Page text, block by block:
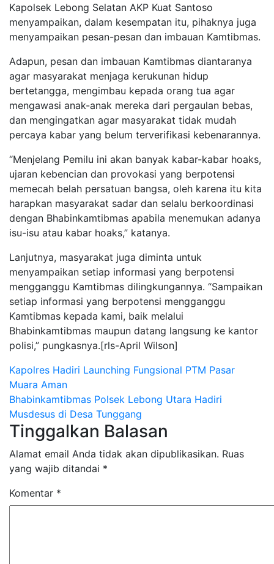
Kapolsek Lebong Selatan AKP Kuat Santoso
menyampaikan, dalam kesempatan itu, pihaknya juga
menyampaikan pesan-pesan dan imbauan Kamtibmas.
Adapun, pesan dan imbauan Kamtibmas diantaranya
agar masyarakat menjaga kerukunan hidup
bertetangga, mengimbau kepada orang tua agar
mengawasi anak-anak mereka dari pergaulan bebas,
dan mengingatkan agar masyarakat tidak mudah
percaya kabar yang belum terverifikasi kebenarannya.
“Menjelang Pemilu ini akan banyak kabar-kabar hoaks,
ujaran kebencian dan provokasi yang berpotensi
memecah belah persatuan bangsa, oleh karena itu kita
harapkan masyarakat sadar dan selalu berkoordinasi
dengan Bhabinkamtibmas apabila menemukan adanya
isu-isu atau kabar hoaks,” katanya.
Lanjutnya, masyarakat juga diminta untuk
menyampaikan setiap informasi yang berpotensi
mengganggu Kamtibmas dilingkungannya. “Sampaikan
setiap informasi yang berpotensi mengganggu
Kamtibmas kepada kami, baik melalui
Bhabinkamtibmas maupun datang langsung ke kantor
polisi,” pungkasnya.[rls-April Wilson]
Navigasi
pos
Kapolres Hadiri Launching Fungsional PTM Pasar
Muara Aman
Bhabinkamtibmas Polsek Lebong Utara Hadiri
Musdesus di Desa Tunggang
Tinggalkan Balasan
Alamat email Anda tidak akan dipublikasikan. Ruas
yang wajib ditandai *
Komentar *